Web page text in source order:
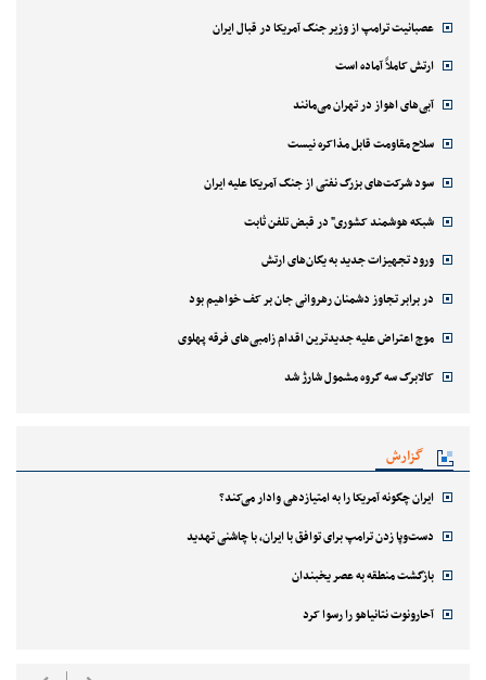
عصبانیت ترامپ از وزیر جنگ آمریکا در قبال ایران
ارتش کاملاً آماده است
آبی‌های اهواز در تهران می‌مانند
سلاح مقاومت قابل مذاکره نیست
سود شرکت‌های بزرگ نفتی از جنگ آمریکا علیه ایران
شبکه هوشمند کشوری" در قبض تلفن ثابت
ورود تجهیزات جدید به یگان‌های ارتش
در برابر تجاوز دشمنان رهروانی جان بر کف خواهیم بود
موج اعتراض علیه جدیدترین اقدام زامبی‌های فرقه پهلوی
کالابرگ سه گروه مشمول شارژ شد
گزارش
ایران چگونه آمریکا را به امتیازدهی وادار می‌کند؟
دست‌وپا زدن ترامپ برای توافق با ایران، با چاشنی تهدید
بازگشت منطقه به عصر یخبندان
آحارونوت نتانیاهو را رسوا کرد